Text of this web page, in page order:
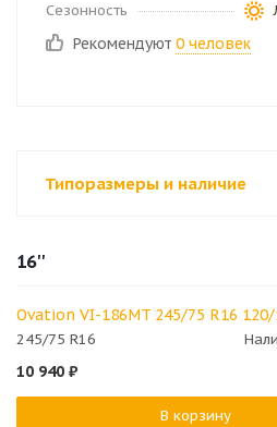
Сезонность
Рекомендуют 0 человек
Типоразмеры и наличие
16''
Ovation VI-186MT 245/75 R16 120/
245/75 R16
10 940 ₽
В корзину